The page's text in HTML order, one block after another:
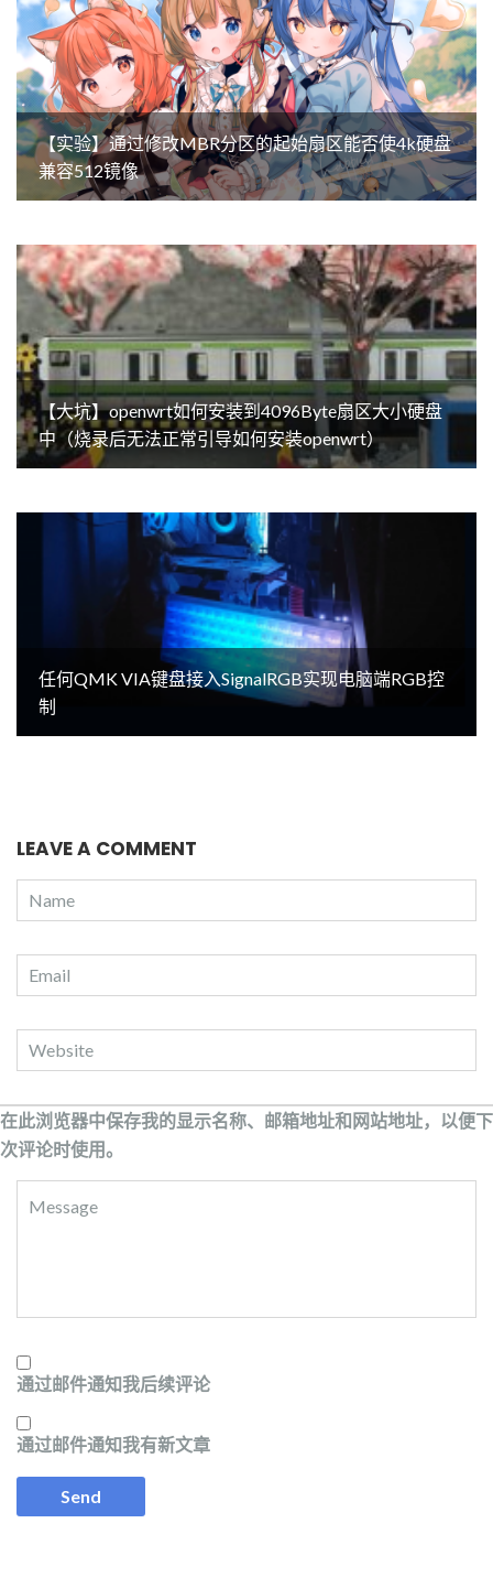
【实验】通过修改MBR分区的起始扇区能否使4k硬盘
兼容512镜像
【大坑】openwrt如何安装到4096Byte扇区大小硬盘
中（烧录后无法正常引导如何安装openwrt）
任何QMK VIA键盘接入SignalRGB实现电脑端RGB控
制
LEAVE A COMMENT
在此浏览器中保存我的显示名称、邮箱地址和网站地址，以便下
次评论时使用。
通过邮件通知我后续评论
通过邮件通知我有新文章